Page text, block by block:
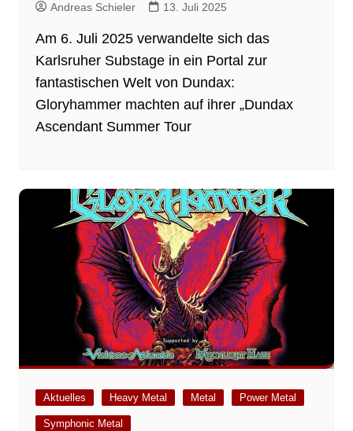
Andreas Schieler 13. Juli 2025
Am 6. Juli 2025 verwandelte sich das
Karlsruher Substage in ein Portal zur
fantastischen Welt von Dundax:
Gloryhammer machten auf ihrer „Dundax
Ascendant Summer Tour
Aktuelles Heavy Metal Metal Power Metal
Symphonic Metal